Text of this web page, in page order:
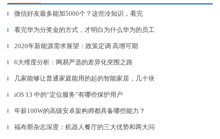
▎ 微信好友最多能加5000个？这些冷知识，看完
▎ 看完华为分奖金的方式，才明白为什么华为的员工
▎ 2020年新能源需求展望：政策定调 高增可期
▎ 6大维度分析：网易严选的差异化突围之路
▎ 几家能够让普通家庭能用的起的智能家居，几十块
▎ iOS 13 中的“定位服务”有哪些保护用户
▎ 年薪100W的高级安卓架构师都具备哪些能力？
▎ 福布斯杂志深度：机器人餐厅的三大优势和两大问